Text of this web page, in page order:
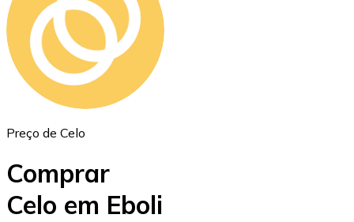
Ethereum
ETH
Preço de Celo
Comprar
Celo em Eboli